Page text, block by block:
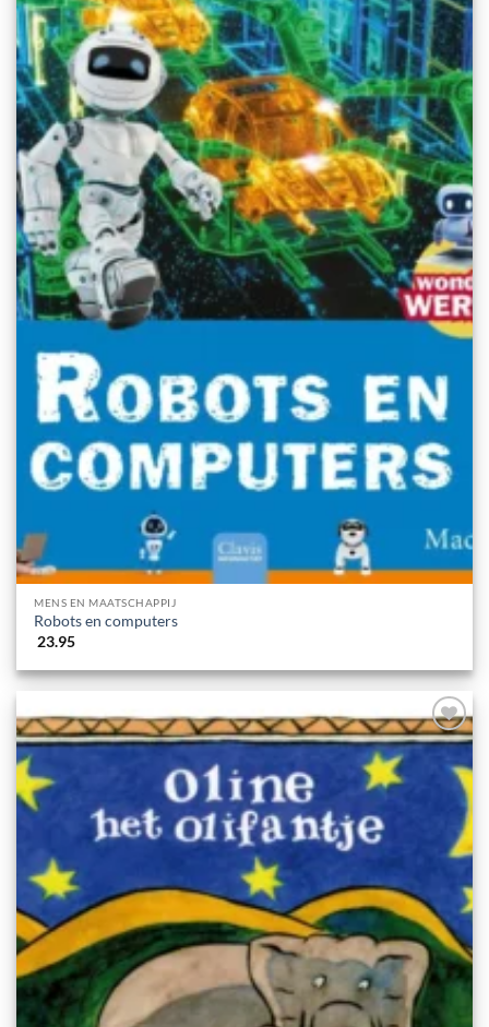
MENS EN MAATSCHAPPIJ
Robots en computers
23.95